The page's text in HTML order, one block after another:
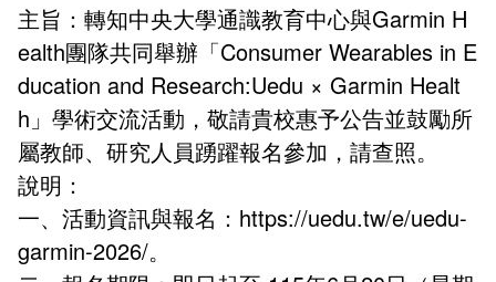
主旨：轉知中央大學通識教育中心與Garmin H
ealth團隊共同舉辦 「Consumer Wearables in E
ducation and Research:Uedu × Garmin Healt
h」學術交流活動，敬請貴校惠予公告並鼓勵所
屬教師、研究人員踴躍報名參加，請查照。
說明：
一、活動資訊與報名：https://uedu.tw/e/uedu-
garmin-2026/。